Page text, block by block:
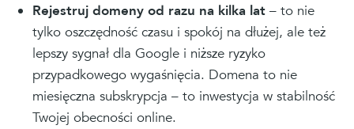
Rejestruj domeny od razu na kilka lat – to nie
tylko oszczędność czasu i spokój na dłużej, ale też
lepszy sygnał dla Google i niższe ryzyko
przypadkowego wygaśnięcia. Domena to nie
miesięczna subskrypcja – to inwestycja w stabilność
Twojej obecności online.